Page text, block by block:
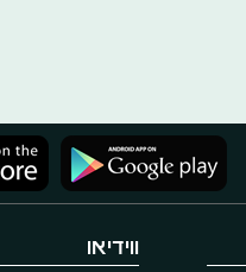
ווידיאו